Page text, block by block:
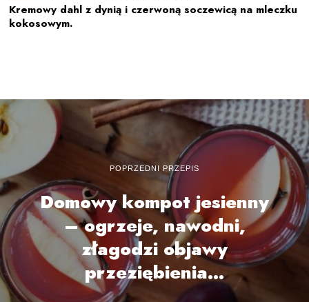
Kremowy dahl z dynią i czerwoną soczewicą na mleczku
kokosowym.
POPRZEDNI PRZEPIS
Domowy kompot jesienny
– ogrzeje, nawodni,
złagodzi objawy
przeziębienia…